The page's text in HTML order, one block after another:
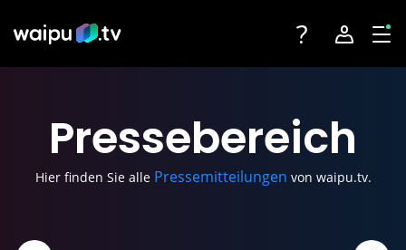
Angebote
Streaming-Partner
Toggle navigation
Account
Registrieren
Pressebereich
Hier finden Sie alle Pressemitteilungen von waipu.tv.